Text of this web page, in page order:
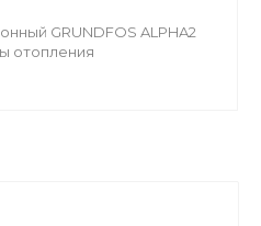
GRUNDFOS ALPHA2
отопления